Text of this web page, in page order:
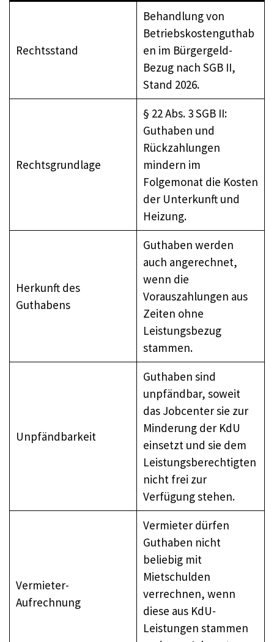
Rechtsstand
Behandlung von
Betriebskostenguthab
en im Bürgergeld-
Bezug nach SGB II,
Stand 2026.
Rechtsgrundlage
§ 22 Abs. 3 SGB II:
Guthaben und
Rückzahlungen
mindern im
Folgemonat die Kosten
der Unterkunft und
Heizung.
Herkunft des
Guthabens
Guthaben werden
auch angerechnet,
wenn die
Vorauszahlungen aus
Zeiten ohne
Leistungsbezug
stammen.
Unpfändbarkeit
Guthaben sind
unpfändbar, soweit
das Jobcenter sie zur
Minderung der KdU
einsetzt und sie dem
Leistungsberechtigten
nicht frei zur
Verfügung stehen.
Vermieter-
Aufrechnung
Vermieter dürfen
Guthaben nicht
beliebig mit
Mietschulden
verrechnen, wenn
diese aus KdU-
Leistungen stammen